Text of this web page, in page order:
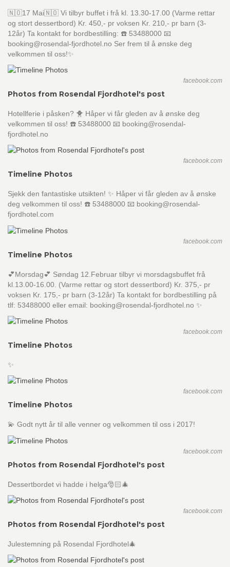
🇳🇴17 Mai🇳🇴 Vi tilbyr buffet i frå kl. 13.30-17.00 (Varme rettar
og stort dessertbord) Kr. 450,- pr voksen Kr. 210,- pr barn (3-
12år) Ta kontakt for bordbestilling: ☎️ 53488000 📧
booking@rosendal-fjordhotel.no Ser frem til å ønske deg
velkommen til oss!✨
facebook.com
Photos from Rosendal Fjordhotel's post
Hotellferie i påsken? 🐥 Håper vi får gleden av å ønske deg
velkommen til oss! ☎️ 53488000 📧 booking@rosendal-
fjordhotel.no
facebook.com
Timeline Photos
Sjekk den fantastiske utsikten! ✨ Håper vi får gleden av å ønske
deg velkommen til oss! ☎️ 53488000 📧 booking@rosendal-
fjordhotel.com
facebook.com
Timeline Photos
💕Morsdag💕 Søndag 12.Februar tilbyr vi morsdagsbuffet frå
kl.13.00-16.00. (Varme rettar og stort dessertbord) Kr. 375,- pr
voksen Kr. 175,- pr barn (3-12år) Ta kontakt for bordbestilling på
tlf: 53488000 eller email: booking@rosendal-fjordhotel.no ✨
facebook.com
Timeline Photos
✨
facebook.com
Timeline Photos
💫 Godt nytt år til alle venner og velkommen til oss i 2017!
facebook.com
Photos from Rosendal Fjordhotel's post
Dessertbordet vi hadde i helga🎅🏻🎄
facebook.com
Photos from Rosendal Fjordhotel's post
Julestemning på Rosendal Fjordhotel🎄